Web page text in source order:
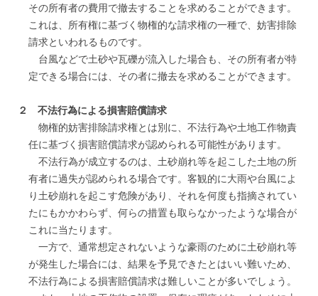
その所有者の費用で撤去することを求めることができます。
これは、所有権に基づく物権的な請求権の一種で、妨害排除
請求といわれるものです。
台風などで土砂や瓦礫が流入した場合も、その所有者が特
定できる場合には、その者に撤去を求めることができます。
２ 不法行為による損害賠償請求
物権的妨害排除請求権とは別に、不法行為や土地工作物責
任に基づく損害賠償請求が認められる可能性があります。
不法行為が成立するのは、土砂崩れ等を起こした土地の所
有者に過失が認められる場合です。客観的に大雨や台風によ
り土砂崩れを起こす危険があり、それを何度も指摘されてい
たにもかかわらず、何らの措置も取らなかったような場合が
これに当たります。
一方で、通常想定されないような豪雨のために土砂崩れ等
が発生した場合には、結果を予見できたとはいい難いため、
不法行為による損害賠償請求は難しいことが多いでしょう。